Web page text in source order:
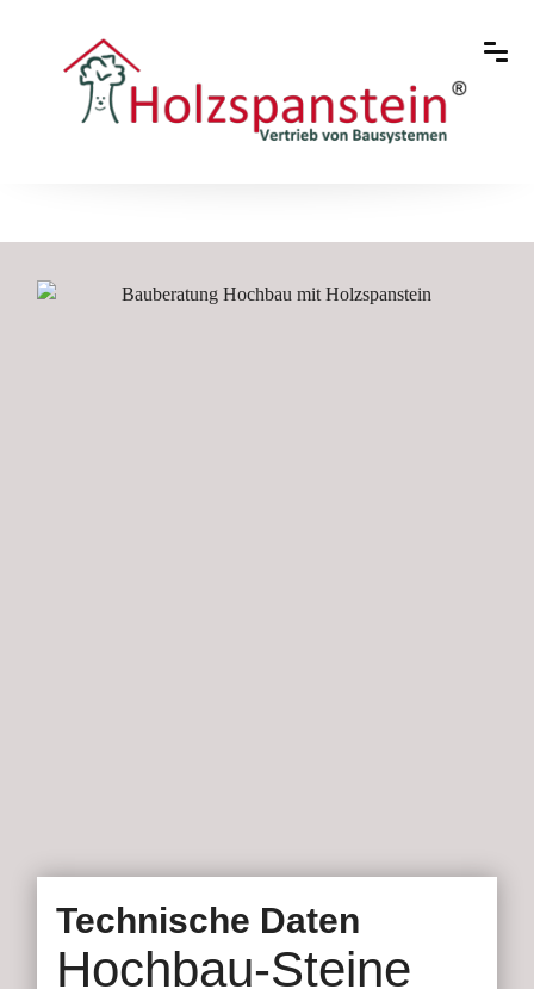
Technische Daten
Hochbau-Steine